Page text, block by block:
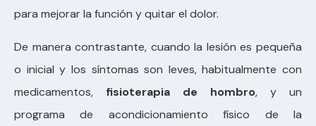
para mejorar la función y quitar el dolor.
De manera contrastante, cuando la lesión es pequeña
o inicial y los síntomas son leves, habitualmente con
medicamentos, fisioterapia de hombro, y un
programa de acondicionamiento físico de la